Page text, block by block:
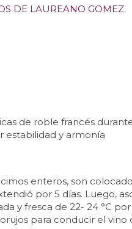
DE LAUREANO GOMEZ
de roble francés
estabilidad y armonía
enteros, son
por 5 días. Luego,
y fresca de 22- 24 °C
para conducir el